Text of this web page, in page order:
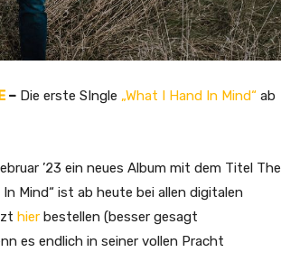
– Die erste SIngle „What I Hand In Mind“ ab
’23 ein neues Album mit dem Titel The
Mind“ ist ab heute bei allen digitalen
hier bestellen (besser gesagt
es endlich in seiner vollen Pracht